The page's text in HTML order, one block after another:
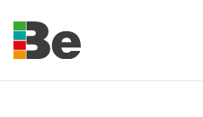
Skip to main content